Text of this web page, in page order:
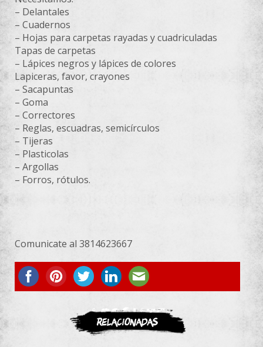
– Delantales
– Cuadernos
– Hojas para carpetas rayadas y cuadriculadas
Tapas de carpetas
– Lápices negros y lápices de colores
Lapiceras, favor, crayones
– Sacapuntas
– Goma
– Correctores
– Reglas, escuadras, semicírculos
– Tijeras
– Plasticolas
– Argollas
– Forros, rótulos.
Comunicate al 3814623667
ASOCIATE
Relacionadas